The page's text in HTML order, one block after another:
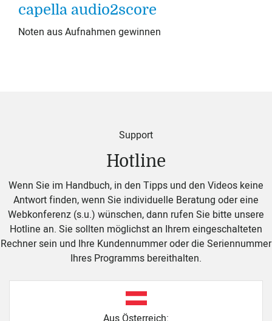
capella audio2score
Noten aus Aufnahmen gewinnen
Support
Hotline
Wenn Sie im Handbuch, in den Tipps und den Videos keine
Antwort finden, wenn Sie individuelle Beratung oder eine
Webkonferenz (s.u.) wünschen, dann rufen Sie bitte unsere
Hotline an. Sie sollten möglichst an Ihrem ein­ge­schal­teten
Rechner sein und Ihre Kundennummer oder die Seriennummer
Ihres Programms bereithalten.